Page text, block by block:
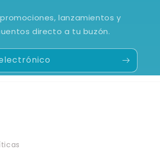
lanzamientos y
directo a tu buzón.